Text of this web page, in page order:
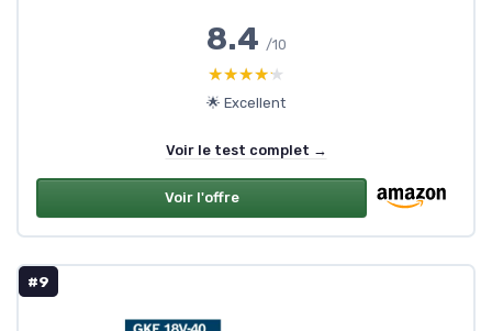
8.4 /10
★★★★★
★★★★★
🌟 Excellent
Voir le test complet →
Voir l'offre
#9